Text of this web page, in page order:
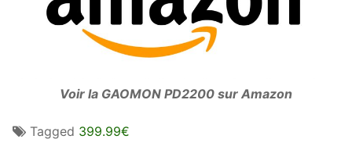
Voir la GAOMON PD2200 sur Amazon
Tagged 399.99€